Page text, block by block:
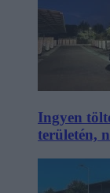
Ingyen
területén,